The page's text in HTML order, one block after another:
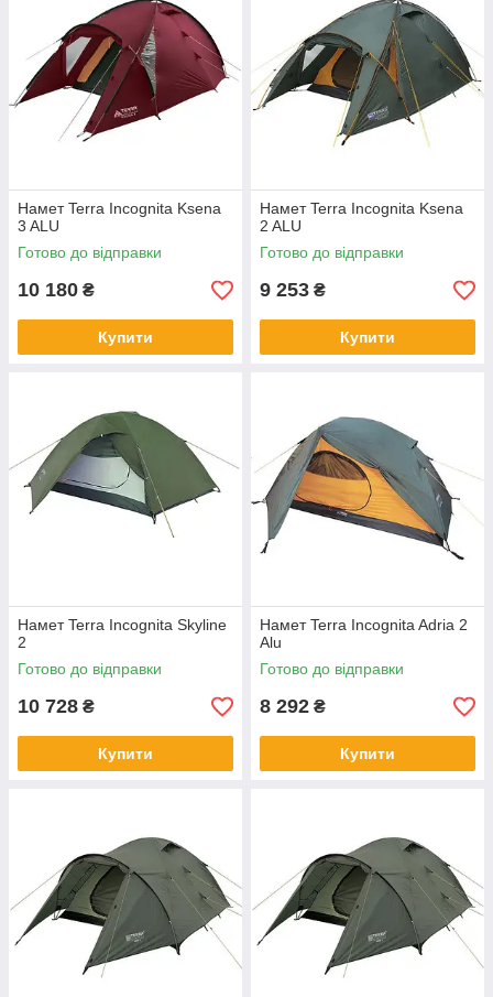
Намет Terra Incognita Ksena
3 ALU
Готово до відправки
10 180 ₴
Купити
Намет Terra Incognita Ksena
2 ALU
Готово до відправки
9 253 ₴
Купити
Намет Terra Incognita Skyline
2
Готово до відправки
10 728 ₴
Купити
Намет Terra Incognita Adria 2
Alu
Готово до відправки
8 292 ₴
Купити